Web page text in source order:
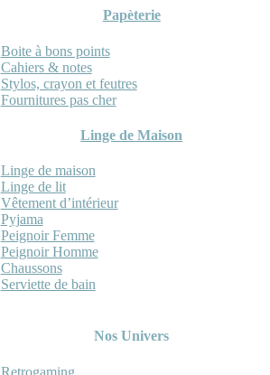
Papèterie
Boite à bons points
Cahiers & notes
Stylos, crayon et feutres
Fournitures pas cher
Linge de Maison
Linge de maison
Linge de lit
Vêtement d’intérieur
Pyjama
Peignoir Femme
Peignoir Homme
Chaussons
Serviette de bain
Nos Univers
Retrogaming